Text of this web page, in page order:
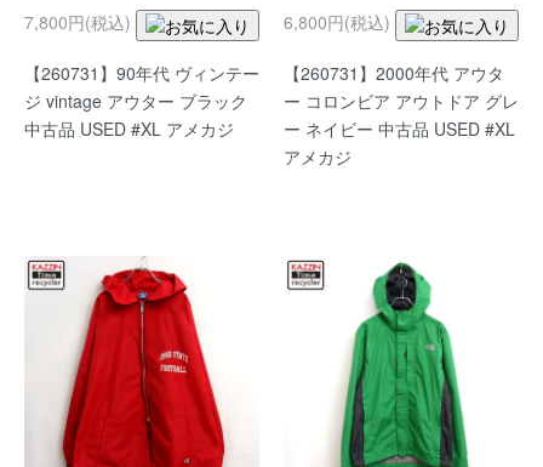
7,800円(税込)
【260731】90年代 ヴィンテー
ジ vintage アウター ブラック
中古品 USED #XL アメカジ
6,800円(税込)
【260731】2000年代 アウタ
ー コロンビア アウトドア グレ
ー ネイビー 中古品 USED #XL
アメカジ